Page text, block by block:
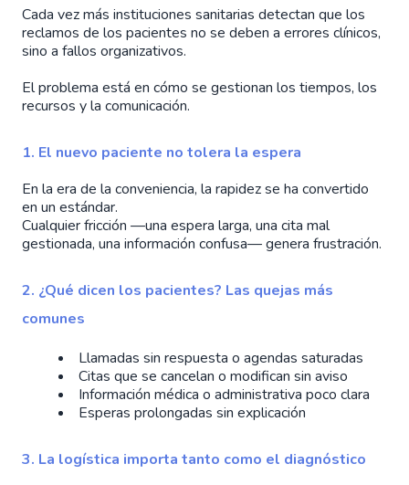
Cada vez más instituciones sanitarias detectan que los
reclamos de los pacientes no se deben a errores clínicos,
sino a fallos organizativos.
El problema está en cómo se gestionan los tiempos, los
recursos y la comunicación.
1. El nuevo paciente no tolera la espera
En la era de la conveniencia, la rapidez se ha convertido
en un estándar.
Cualquier fricción —una espera larga, una cita mal
gestionada, una información confusa— genera frustración.
2. ¿Qué dicen los pacientes? Las quejas más
comunes
Llamadas sin respuesta o agendas saturadas
Citas que se cancelan o modifican sin aviso
Información médica o administrativa poco clara
Esperas prolongadas sin explicación
3. La logística importa tanto como el diagnóstico